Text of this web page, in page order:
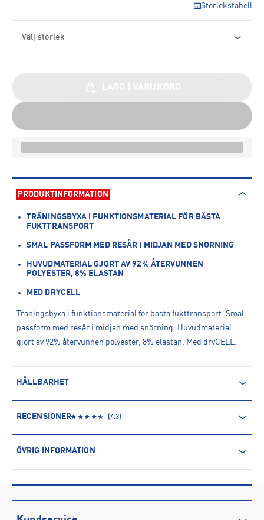
Storlekstabell
Välj storlek
PRODUKTINFORMATION
TRÄNINGSBYXA I FUNKTIONSMATERIAL FÖR BÄSTA
FUKTTRANSPORT
SMAL PASSFORM MED RESÅR I MIDJAN MED SNÖRNING
HUVUDMATERIAL GJORT AV 92% ÅTERVUNNEN
POLYESTER, 8% ELASTAN
MED DRYCELL
Träningsbyxa i funktionsmaterial för bästa fukttransport. Smal
passform med resår i midjan med snörning. Huvudmaterial
gjort av 92% återvunnen polyester, 8% elastan. Med dryCELL.
HÅLLBARHET
återvunnen polyester kommer däremot främst från PET-flaskor.
Processen innebär minskade utsläpp av koldioxid och mindre
användning av vatten och kemikalier.
RECENSIONER (4.3)
ÖVRIG INFORMATION
Produktnummer: 1566053
Leverantörens produktnummer: 659037
Artikelnummer: 156605302-PUMA Navy-PUMA White